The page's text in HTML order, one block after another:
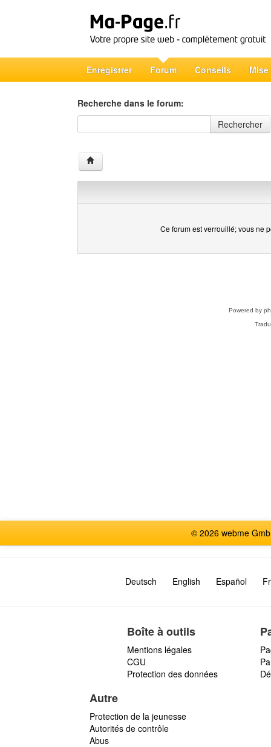
Enregistrer Forum Conseils Mise
Recherche dans le forum:
Recherche dans le forum
Rechercher
Ce forum est verrouillé; vous ne
Powered by
© 2026 webme
Deutsch English Español
Boîte à outils
Mentions légales
CGU
Protection des données
Autre
Protection de la jeunesse
Autorités de contrôle
Abus